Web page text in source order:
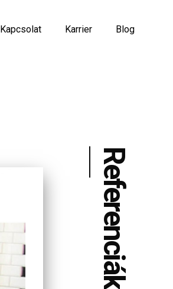
Kapcsolat Karrier Blog
Referenciák